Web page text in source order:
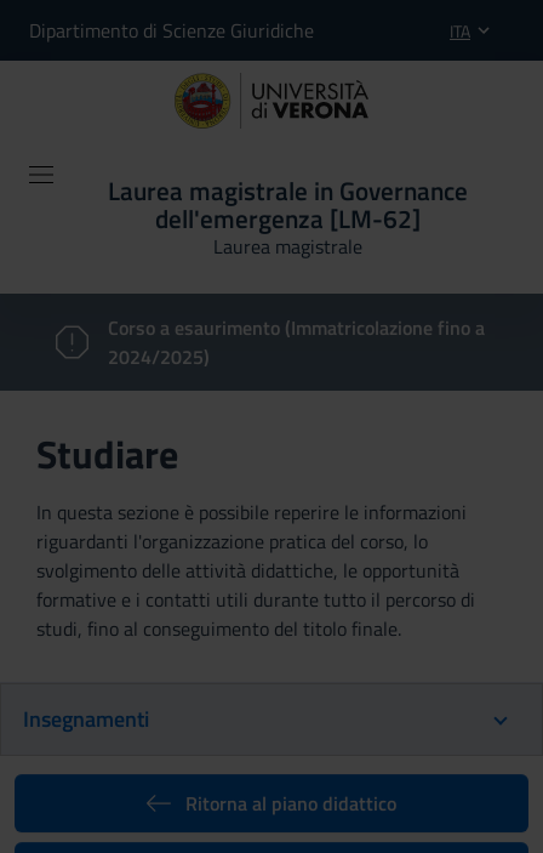
Dipartimento di Scienze Giuridiche ITA
Laurea magistrale in Governance
dell'emergenza [LM-62]
Laurea magistrale
Corso a esaurimento (Immatricolazione fino a
2024/2025)
Studiare
In questa sezione è possibile reperire le informazioni
riguardanti l'organizzazione pratica del corso, lo
svolgimento delle attività didattiche, le opportunità
formative e i contatti utili durante tutto il percorso di
studi, fino al conseguimento del titolo finale.
Insegnamenti
Ritorna al piano didattico